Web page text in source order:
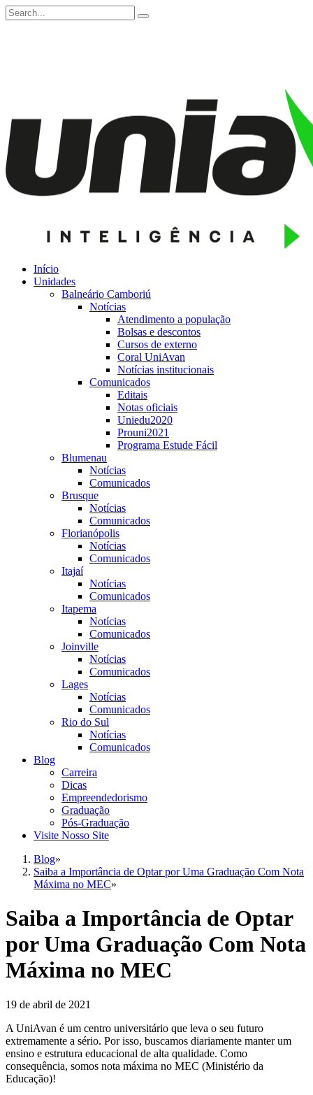
Início
Unidades
Balneário Camboriú
Notícias
Atendimento a população
Bolsas e descontos
Cursos de externo
Coral UniAvan
Notícias institucionais
Comunicados
Editais
Notas oficiais
Uniedu2020
Prouni2021
Programa Estude Fácil
Blumenau
Notícias
Comunicados
Brusque
Notícias
Comunicados
Florianópolis
Notícias
Comunicados
Itajaí
Notícias
Comunicados
Itapema
Notícias
Comunicados
Joinville
Notícias
Comunicados
Lages
Notícias
Comunicados
Rio do Sul
Notícias
Comunicados
Blog
Carreira
Dicas
Empreendedorismo
Graduação
Pós-Graduação
Visite Nosso Site
Blog»
Saiba a Importância de Optar por Uma Graduação Com Nota
Máxima no MEC»
Saiba a Importância de Optar
por Uma Graduação Com Nota
Máxima no MEC
19 de abril de 2021
A UniAvan é um centro universitário que leva o seu futuro
extremamente a sério. Por isso, buscamos diariamente manter um
ensino e estrutura educacional de alta qualidade. Como
consequência, somos nota máxima no MEC (Ministério da
Educação)!